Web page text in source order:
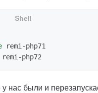
нас были и